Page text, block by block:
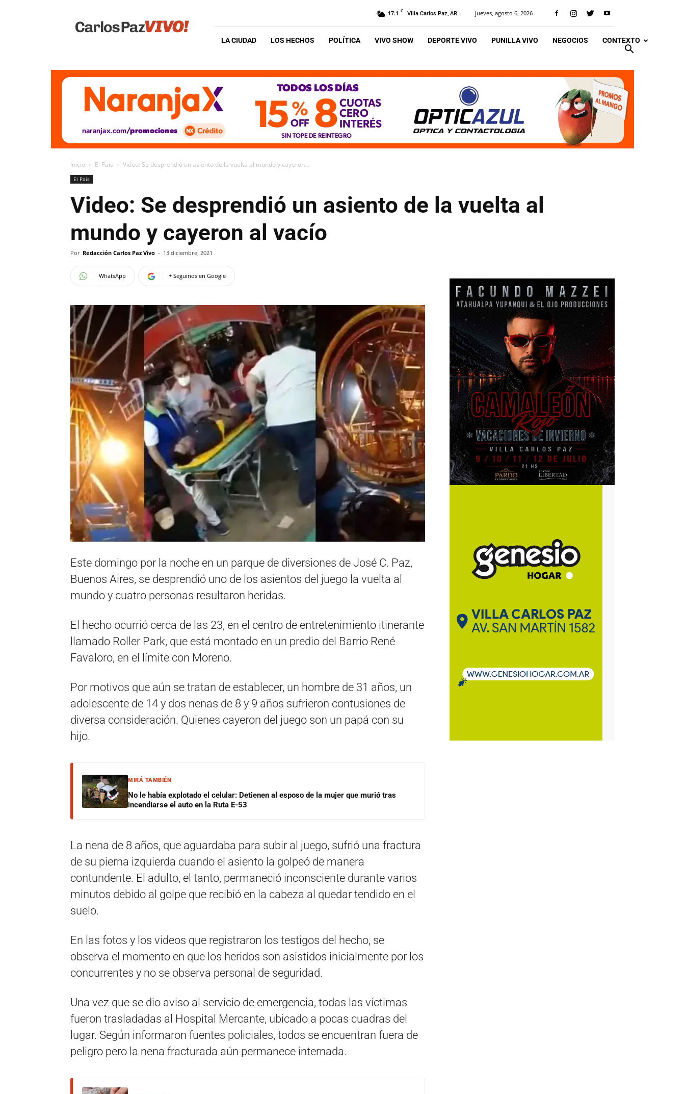
Vivo
17.1 C Villa Carlos Paz, AR jueves, agosto 6, 2026
LA CIUDAD LOS HECHOS POLÍTICA VIVO SHOW DEPORTE VIVO PUNILLA VIVO NEGOCIOS CONTEXTO
Inicio El Pais Video: Se desprendió un asiento de la vuelta al mundo y cayeron...
El Pais
Video: Se desprendió un asiento de la vuelta al
mundo y cayeron al vacío
Por Redacción Carlos Paz Vivo - 13 diciembre, 2021
WhatsApp + Seguinos en Google
Este domingo por la noche en un parque de diversiones de José C. Paz,
Buenos Aires, se desprendió uno de los asientos del juego la vuelta al
mundo y cuatro personas resultaron heridas.
El hecho ocurrió cerca de las 23, en el centro de entretenimiento itinerante
llamado Roller Park, que está montado en un predio del Barrio René
Favaloro, en el límite con Moreno.
Por motivos que aún se tratan de establecer, un hombre de 31 años, un
adolescente de 14 y dos nenas de 8 y 9 años sufrieron contusiones de
diversa consideración. Quienes cayeron del juego son un papá con su
hijo.
MIRÁ TAMBIÉN
No le había explotado el celular: Detienen al esposo de la mujer que murió tras
incendiarse el auto en la Ruta E-53
La nena de 8 años, que aguardaba para subir al juego, sufrió una fractura
de su pierna izquierda cuando el asiento la golpeó de manera
contundente. El adulto, el tanto, permaneció inconsciente durante varios
minutos debido al golpe que recibió en la cabeza al quedar tendido en el
suelo.
En las fotos y los videos que registraron los testigos del hecho, se
observa el momento en que los heridos son asistidos inicialmente por los
concurrentes y no se observa personal de seguridad.
Una vez que se dio aviso al servicio de emergencia, todas las víctimas
fueron trasladadas al Hospital Mercante, ubicado a pocas cuadras del
lugar. Según informaron fuentes policiales, todos se encuentran fuera de
peligro pero la nena fracturada aún permanece internada.